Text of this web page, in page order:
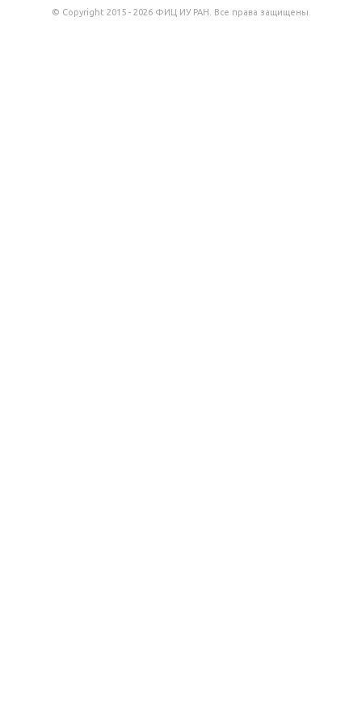
© Copyright 2015 - 2026 ФИЦ ИУ РАН. Все права защищены.